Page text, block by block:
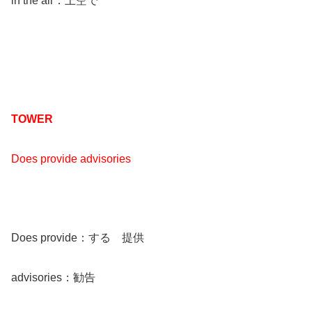
TOWER
Does provide advisories
Does provide：する 提供
advisories：勧告